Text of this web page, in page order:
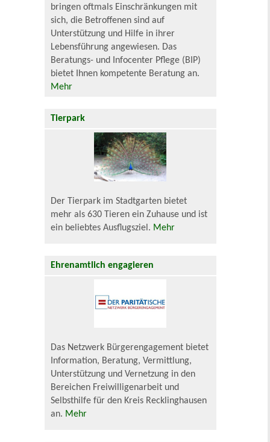
bringen oftmals Einschränkungen mit
sich, die Betroffenen sind auf
Unterstützung und Hilfe in ihrer
Lebensführung angewiesen. Das
Beratungs- und Infocenter Pflege (BIP)
bietet Ihnen kompetente Beratung an.
Mehr
Tierpark
Der Tierpark im Stadtgarten bietet
mehr als 630 Tieren ein Zuhause und ist
ein beliebtes Ausflugsziel. Mehr
Ehrenamtlich engagieren
Das Netzwerk Bürgerengagement bietet
Information, Beratung, Vermittlung,
Unterstützung und Vernetzung in den
Bereichen Freiwilligenarbeit und
Selbsthilfe für den Kreis Recklinghausen
an. Mehr